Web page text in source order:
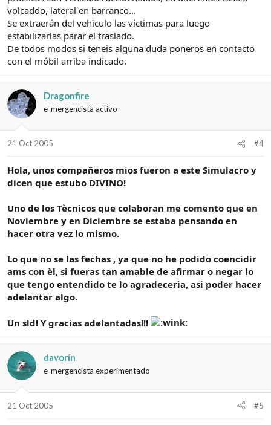
volcaddo, lateral en barranco...
Se extraerán del vehiculo las víctimas para luego
estabilizarlas parar el traslado.
De todos modos si teneis alguna duda poneros en contacto
con el móbil arriba indicado.
Dragonfire
e-mergencista activo
21 Oct 2005 #4
Hola, unos compañeros mios fueron a este Simulacro y
dicen que estubo DIVINO!
Uno de los Tècnicos que colaboran me comento que en
Noviembre y en Diciembre se estaba pensando en
hacer otra vez lo mismo.
Lo que no se las fechas , ya que no he podido coencidir
ams con èl, si fueras tan amable de afirmar o negar lo
que tengo entendido te lo agradeceria, asi poder hacer
adelantar algo.
Un sld! Y gracias adelantadas!!!
davorín
e-mergencista experimentado
21 Oct 2005 #5